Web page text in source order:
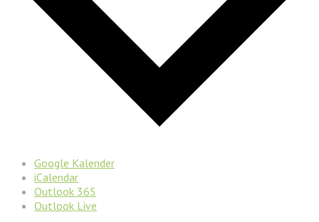
Google Kalender
iCalendar
Outlook 365
Outlook Live